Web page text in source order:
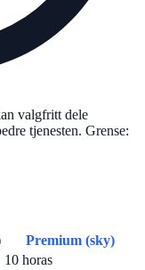
valgfritt dele
tjenesten. Grense:
Premium (sky)
10 horas